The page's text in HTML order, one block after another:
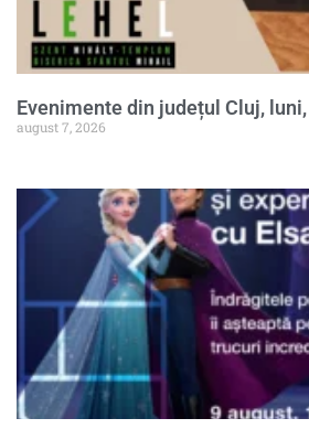
Evenimente din județul Cluj,
august 7, 2026